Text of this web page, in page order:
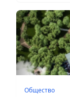
Общество